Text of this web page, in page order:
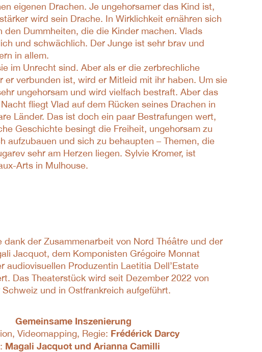
eigenen Drachen. Je ungehorsamer das Kind ist,
wird sein Drache. In Wirklichkeit ernähren sich
den Dummheiten, die die Kinder machen. Vlads
und schwächlich. Der Junge ist sehr brav und
in allem.
im Unrecht sind. Aber als er die zerbrechliche
er verbunden ist, wird er Mitleid mit ihr haben. Um sie
ungehorsam und wird vielfach bestraft. Aber das
fliegt Vlad auf dem Rücken seines Drachen in
Länder. Das ist doch ein paar Bestrafungen wert,
Geschichte besingt die Freiheit, ungehorsam zu
aufzubauen und sich zu behaupten – Themen, die
sehr am Herzen liegen. Sylvie Kromer, ist
Arts in Mulhouse.
dank der Zusammenarbeit von Nord Théâtre und der
Jacquot, dem Komponisten Grégoire Monnat
audiovisuellen Produzentin Laetitia Dell’Estate
Das Theaterstück wird seit Dezember 2022 von
und in Ostfrankreich aufgeführt.
Gemeinsame Inszenierung
Videomapping, Regie: Frédérick Darcy
Magali Jacquot und Arianna Camilli